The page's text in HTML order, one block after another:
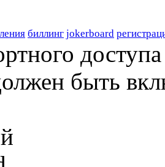
биллинг jokerboard
быть